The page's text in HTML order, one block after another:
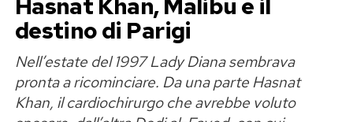
Expressed è entrata nel corpo di ballo di Elodie,
con cui aveva già collaborato nel videoclip di
Tribale.
Durante il tour negli stadi del 2025, però, ad
Hasnat Khan, Malibu e il
destino di Parigi
Nell’estate del 1997 Lady Diana sembrava
pronta a ricominciare. Da una parte Hasnat
Khan, il cardiochirurgo che avrebbe voluto